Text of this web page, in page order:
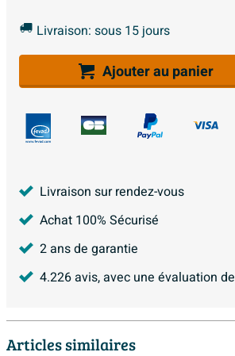
Livraison: sous 15 jours
Ajouter au panier
Livraison sur rendez-vous
Achat 100% Sécurisé
2 ans de garantie
4.226avis, avec une évaluation de
Articles similaires